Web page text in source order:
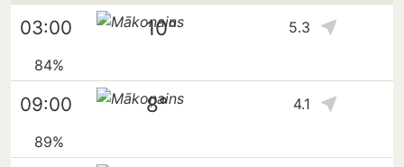
03:00 10° 5.3
84%
09:00 8° 4.1
89%